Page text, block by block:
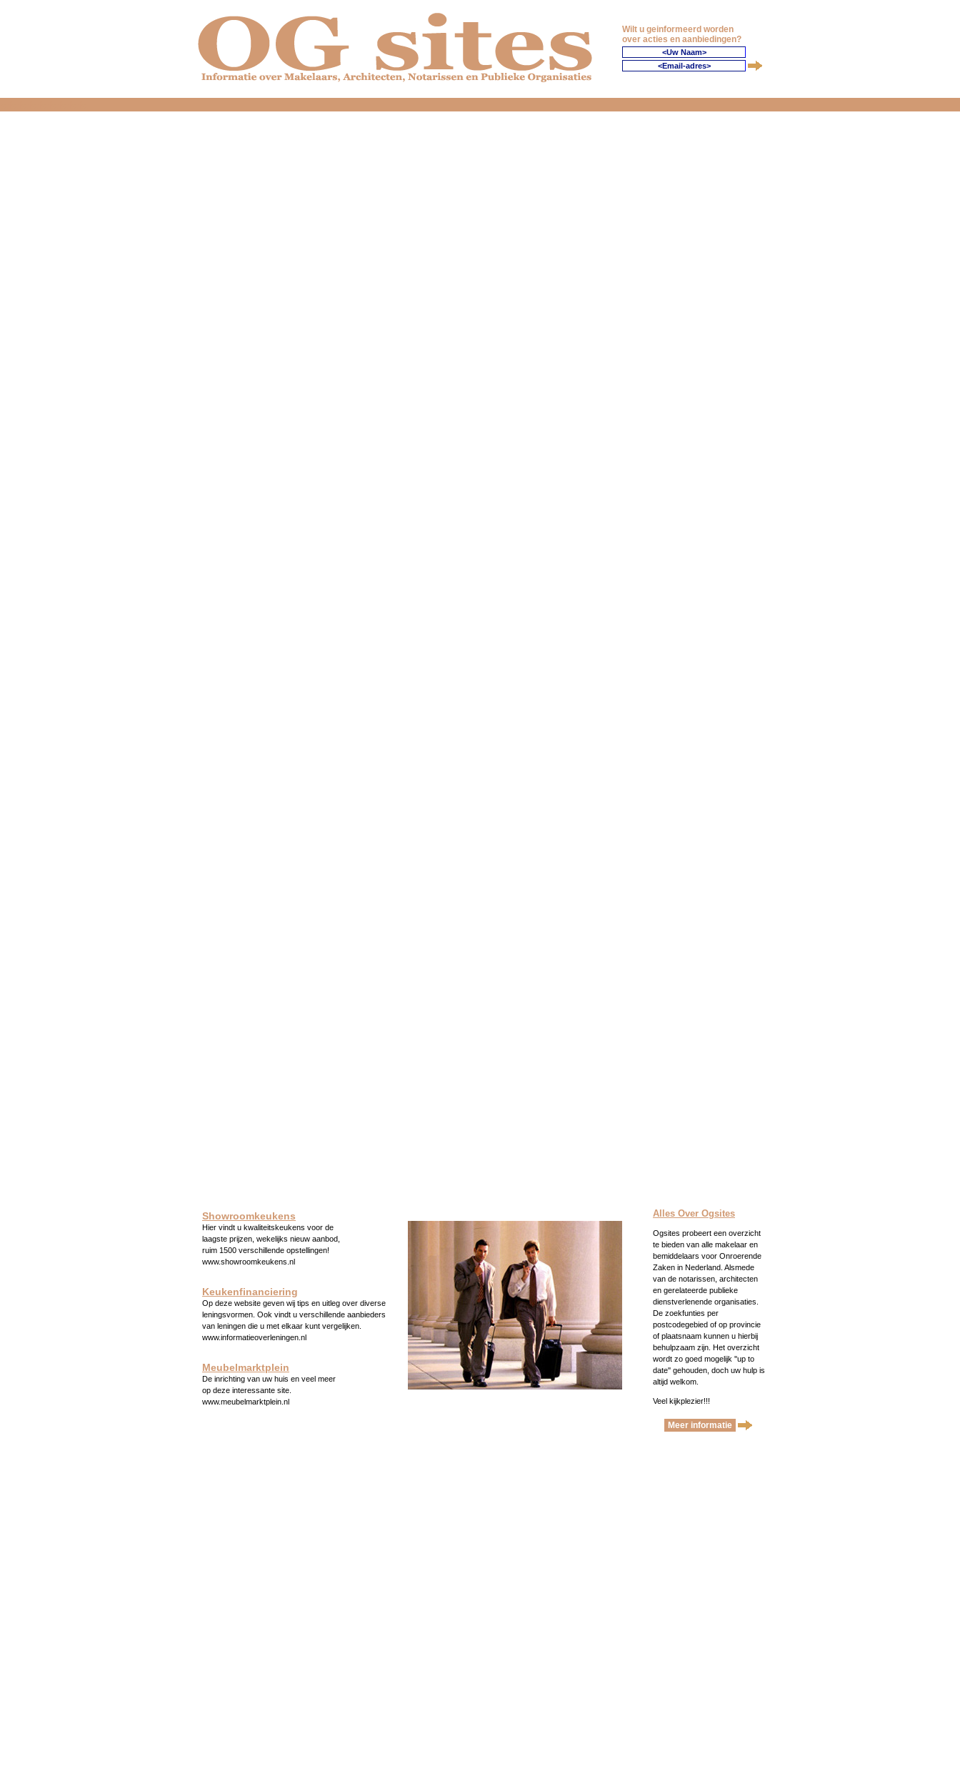
Wilt u geinformeerd worden
over acties en aanbiedingen?
Showroomkeukens
Hier vindt u kwaliteitskeukens voor de
laagste prijzen, wekelijks nieuw aanbod,
ruim 1500 verschillende opstellingen!
www.showroomkeukens.nl
Keukenfinanciering
Op deze website geven wij tips en uitleg over diverse
leningsvormen. Ook vindt u verschillende aanbieders
van leningen die u met elkaar kunt vergelijken.
www.informatieoverleningen.nl
Meubelmarktplein
De inrichting van uw huis en veel meer
op deze interessante site.
www.meubelmarktplein.nl
Alles Over Ogsites
Ogsites probeert een overzicht
te bieden van alle makelaar en
bemiddelaars voor Onroerende
Zaken in Nederland. Alsmede
van de notarissen, architecten
en gerelateerde publieke
dienstverlenende organisaties.
De zoekfunties per
postcodegebied of op provincie
of plaatsnaam kunnen u hierbij
behulpzaam zijn. Het overzicht
wordt zo goed mogelijk ''up to
date'' gehouden, doch uw hulp is
altijd welkom.
Veel kijkplezier!!!
Meer informatie